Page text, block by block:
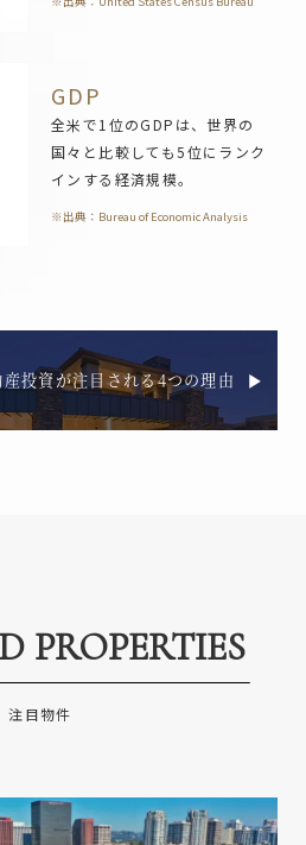
GDP
※出典：Bureau of Economic Analysis
全米で1位のGDPは、世界の
国々と比較しても5位にランク
インする経済規模。
投資が注目される4つの理由
PROPERTIES
注目物件